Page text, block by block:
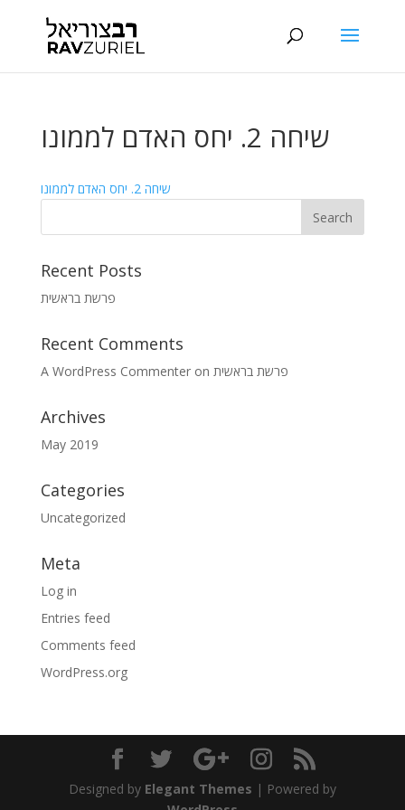
שיחה 2. יחס האדם לממונו
שיחה 2. יחס האדם לממונו
Recent Posts
פרשת בראשית
Recent Comments
A WordPress Commenteron פרשת בראשית
Archives
May 2019
Categories
Uncategorized
Meta
Log in
Entries feed
Comments feed
WordPress.org
Designed by Elegant Themes | Powered by